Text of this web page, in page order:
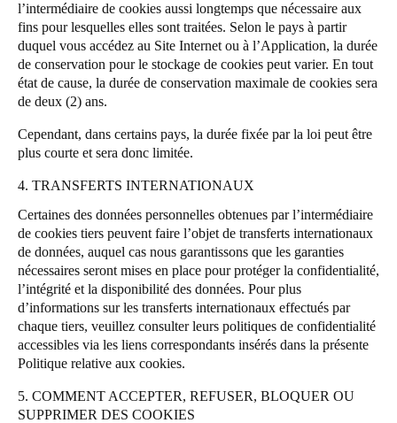
l’intermédiaire de cookies aussi longtemps que nécessaire aux
fins pour lesquelles elles sont traitées. Selon le pays à partir
duquel vous accédez au Site Internet ou à l’Application, la durée
de conservation pour le stockage de cookies peut varier. En tout
état de cause, la durée de conservation maximale de cookies sera
de deux (2) ans.
Cependant, dans certains pays, la durée fixée par la loi peut être
plus courte et sera donc limitée.
4. TRANSFERTS INTERNATIONAUX
Certaines des données personnelles obtenues par l’intermédiaire
de cookies tiers peuvent faire l’objet de transferts internationaux
de données, auquel cas nous garantissons que les garanties
nécessaires seront mises en place pour protéger la confidentialité,
l’intégrité et la disponibilité des données. Pour plus
d’informations sur les transferts internationaux effectués par
chaque tiers, veuillez consulter leurs politiques de confidentialité
accessibles via les liens correspondants insérés dans la présente
Politique relative aux cookies.
5. COMMENT ACCEPTER, REFUSER, BLOQUER OU
SUPPRIMER DES COOKIES